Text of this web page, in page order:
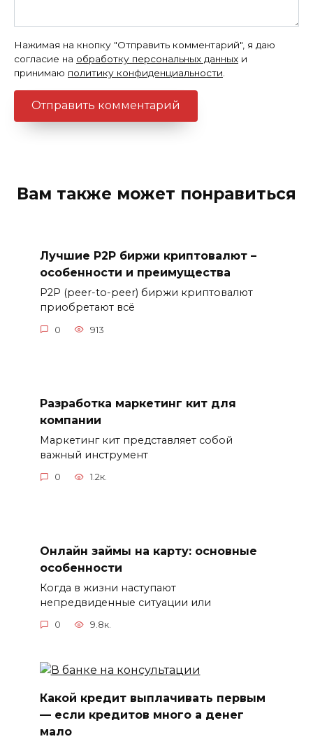
Нажимая на кнопку "Отправить комментарий", я даю
согласие на обработку персональных данных и
принимаю политику конфиденциальности
Вам также может понравиться
Лучшие P2P биржи криптовалют –
особенности и преимущества
P2P (peer-to-peer) биржи криптовалют
приобретают всё
0 913
Разработка маркетинг кит для
компании
Маркетинг кит представляет собой
важный инструмент
0 1.2к.
Онлайн займы на карту: основные
особенности
Когда в жизни наступают
непредвиденные ситуации или
0 9.8к.
Какой кредит выплачивать первым
— если кредитов много а денег
мало